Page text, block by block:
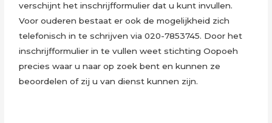
verschijnt het inschrijfformulier dat u kunt invullen.
Voor ouderen bestaat er ook de mogelijkheid zich
telefonisch in te schrijven via 020-7853745. Door het
inschrijfformulier in te vullen weet stichting Oopoeh
precies waar u naar op zoek bent en kunnen ze
beoordelen of zij u van dienst kunnen zijn.